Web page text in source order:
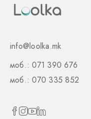
info@loolka.mk
моб.: 071 390 676
моб.: 070 335 852